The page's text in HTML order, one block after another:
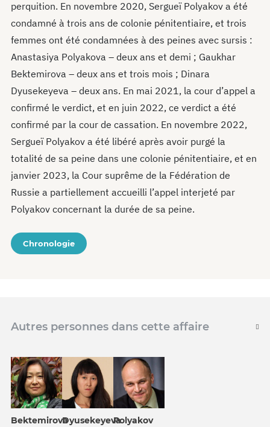
perquition. En novembre 2020, Sergueï Polyakov a été
condamné à trois ans de colonie pénitentiaire, et trois
femmes ont été condamnées à des peines avec sursis :
Anastasiya Polyakova – deux ans et demi ; Gaukhar
Bektemirova – deux ans et trois mois ; Dinara
Dyusekeyeva – deux ans. En mai 2021, la cour d’appel a
confirmé le verdict, et en juin 2022, ce verdict a été
confirmé par la cour de cassation. En novembre 2022,
Sergueï Polyakov a été libéré après avoir purgé la
totalité de sa peine dans une colonie pénitentiaire, et en
janvier 2023, la Cour suprême de la Fédération de
Russie a partiellement accueilli l’appel interjeté par
Polyakov concernant la durée de sa peine.
Chronologie
Autres personnes dans cette affaire
BektemirovaDyusekeyevaPolyakov